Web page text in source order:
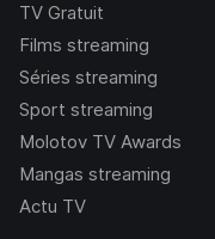
TV Gratuit
Films streaming
Séries streaming
Sport streaming
Molotov TV Awards
Mangas streaming
Actu TV